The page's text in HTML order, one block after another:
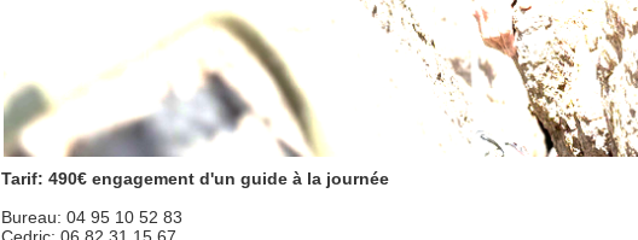
Tarif: 490€ engagement d'un guide à la journée
Bureau: 04 95 10 52 83